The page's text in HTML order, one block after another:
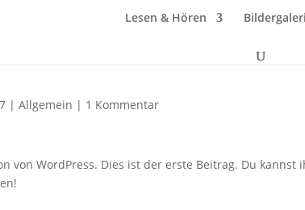
Lesen & Hören
|Allgemein | 1 Kommentar
von WordPress. Dies ist der erste Beitrag. Du kannst